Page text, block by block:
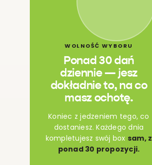
WOLNOŚĆ WYBORU
Ponad 30 dań
dziennie — jesz
dokładnie to, na co
masz ochotę.
Koniec z jedzeniem tego, co
dostaniesz. Każdego dnia
kompletujesz swój box sam, z
ponad 30 propozycji.